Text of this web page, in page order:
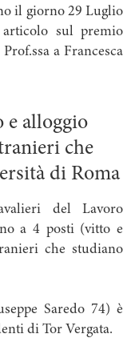
il giorno 29 Luglio
sul premio
a Francesca
e alloggio
che
di Roma
del Lavoro
a 4 posti (vitto e
che studiano
Saredo 74) è
di Tor Vergata.